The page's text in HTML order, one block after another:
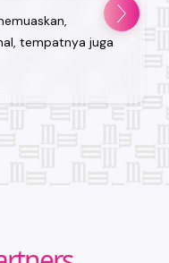
tempatnya juga